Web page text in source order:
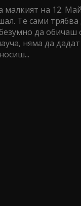
малкият на 12.
Те сами
да обичаш
няма да